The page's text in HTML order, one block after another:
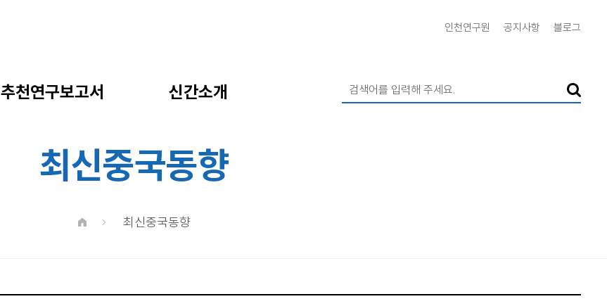
인천연구원 공지사항 블로그
추천연구보고서 신간소개
최신중국동향
최신중국동향